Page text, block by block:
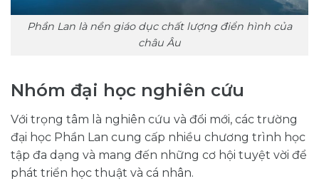
Phần Lan là nền giáo dục chất lượng điển hình của
châu Âu
Nhóm đại học nghiên cứu
Với trọng tâm là nghiên cứu và đổi mới, các trường
đại học Phần Lan cung cấp nhiều chương trình học
tập đa dạng và mang đến những cơ hội tuyệt vời để
phát triển học thuật và cá nhân.